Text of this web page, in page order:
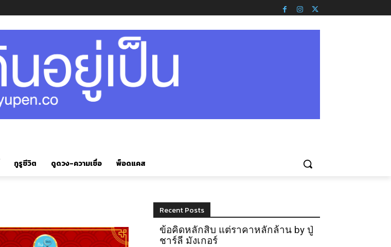
กูรูชีวิต ดูดวง-ความเชื่อ พ็อดแคส
Recent Posts
ข้อคิดหลักสิบ แต่ราคาหลักล้าน by ปู่
ชาร์ลี มังเกอร์